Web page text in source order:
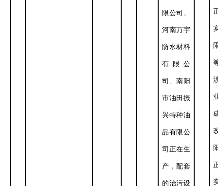
限公司、
河南万宇
防水材料
有限公
司、南阳
市油田振
兴特种油
品有限公
司 正在生
产，配套
的治污设